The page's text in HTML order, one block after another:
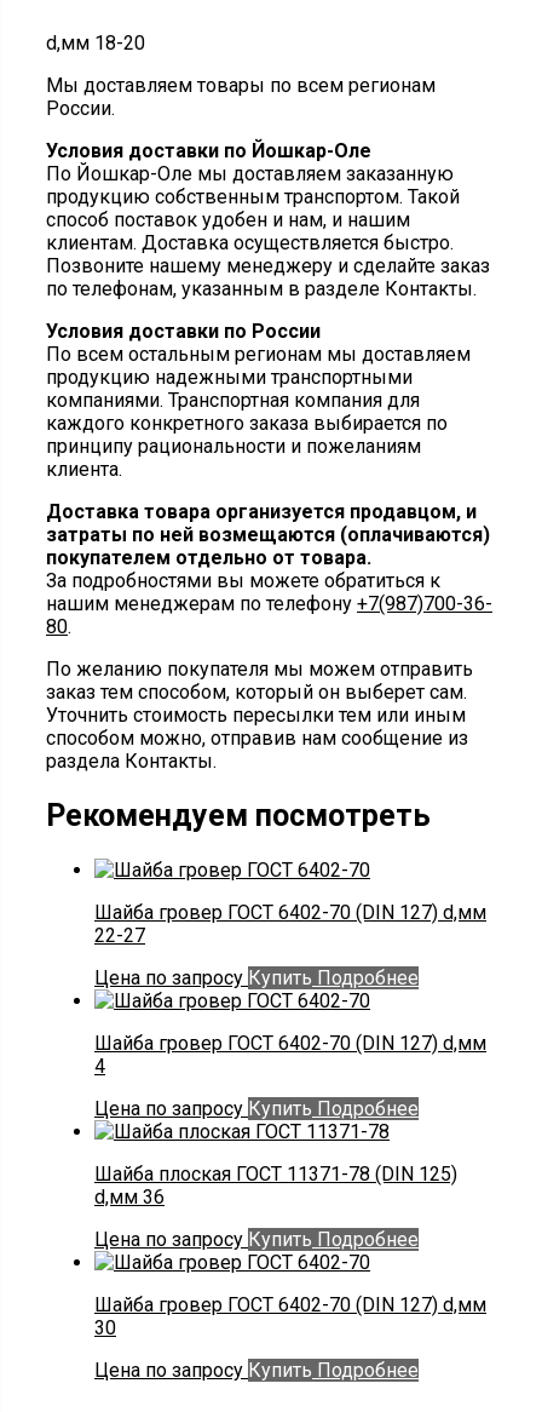
d,мм 18-20
Мы доставляем товары по всем регионам
России.
Условия доставки по Йошкар-Оле
По Йошкар-Оле мы доставляем заказанную
продукцию собственным транспортом. Такой
способ поставок удобен и нам, и нашим
клиентам. Доставка осуществляется быстро.
Позвоните нашему менеджеру и сделайте заказ
по телефонам, указанным в разделе Контакты.
Условия доставки по России
По всем остальным регионам мы доставляем
продукцию надежными транспортными
компаниями. Транспортная компания для
каждого конкретного заказа выбирается по
принципу рациональности и пожеланиям
клиента.
Доставка товара организуется продавцом, и
затраты по ней возмещаются (оплачиваются)
покупателем отдельно от товара.
За подробностями вы можете обратиться к
нашим менеджерам по телефону +7(987)700-36-
80.
По желанию покупателя мы можем отправить
заказ тем способом, который он выберет сам.
Уточнить стоимость пересылки тем или иным
способом можно, отправив нам сообщение из
раздела Контакты.
Рекомендуем посмотреть
Шайба гровер ГОСТ 6402-70 (DIN 127) d,мм
22-27
Цена по запросу Купить Подробнее
Шайба гровер ГОСТ 6402-70 (DIN 127) d,мм
4
Цена по запросу Купить Подробнее
Шайба плоская ГОСТ 11371-78 (DIN 125)
d,мм 36
Цена по запросу Купить Подробнее
Шайба гровер ГОСТ 6402-70 (DIN 127) d,мм
30
Цена по запросу Купить Подробнее